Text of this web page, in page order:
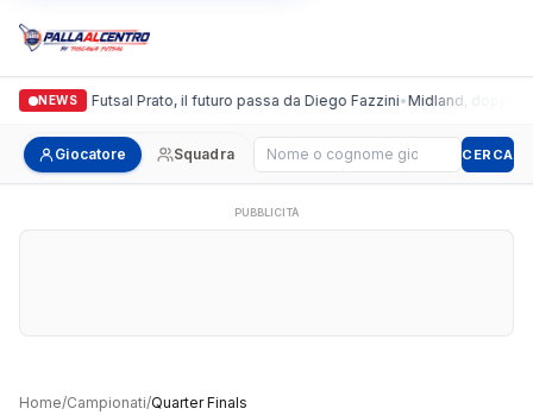
NEWS
Italgronda Futsal Prato, il futuro passa da Diego Fazzini•Midland, doppio
Giocatore Squadra Cerca giocatore CERCA
PUBBLICITÀ
Home/Campionati/Quarter Finals